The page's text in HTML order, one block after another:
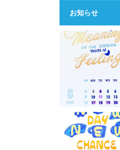
お知らせ